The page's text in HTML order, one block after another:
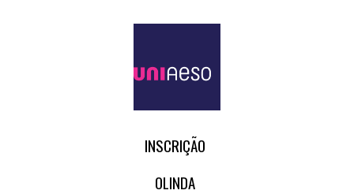
INSCRIÇÃO
OLINDA